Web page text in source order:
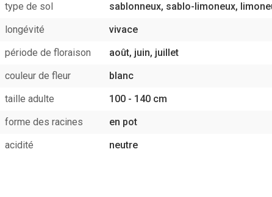
type de sol
sablonneux, sablo-limoneux,
longévité
vivace
période de floraison
août, juin, juillet
couleur de fleur
blanc
taille adulte
100 - 140 cm
forme des racines
en pot
acidité
neutre